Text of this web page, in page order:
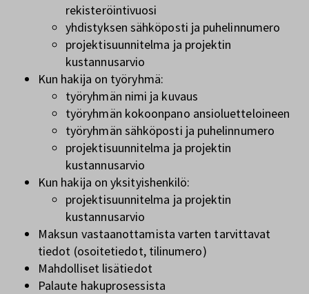
rekisteröintivuosi
yhdistyksen sähköposti ja puhelinnumero
projektisuunnitelma ja projektin
kustannusarvio
Kun hakija on työryhmä:
työryhmän nimi ja kuvaus
työryhmän kokoonpano ansioluetteloineen
työryhmän sähköposti ja puhelinnumero
projektisuunnitelma ja projektin
kustannusarvio
Kun hakija on yksityishenkilö:
projektisuunnitelma ja projektin
kustannusarvio
Maksun vastaanottamista varten tarvittavat
tiedot (osoitetiedot, tilinumero)
Mahdolliset lisätiedot
Palaute hakuprosessista